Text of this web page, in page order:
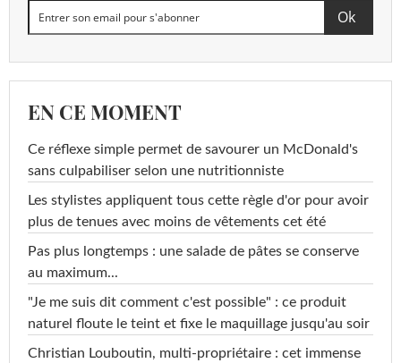
EN CE MOMENT
Ce réflexe simple permet de savourer un McDonald's
sans culpabiliser selon une nutritionniste
Les stylistes appliquent tous cette règle d'or pour avoir
plus de tenues avec moins de vêtements cet été
Pas plus longtemps : une salade de pâtes se conserve
au maximum...
"Je me suis dit comment c'est possible" : ce produit
naturel floute le teint et fixe le maquillage jusqu'au soir
Christian Louboutin, multi-propriétaire : cet immense